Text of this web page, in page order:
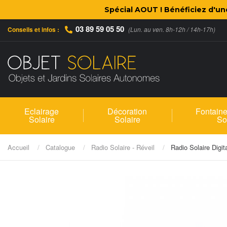
Spécial AOUT ! Bénéficiez
Conseils et infos : 03 89 59 05 50 (Lun. au ven. 8h-12h / 14h-17h)
Eclairage
Solaire
Décoration
Solaire
Accueil Catalogue Radio Solaire - Réveil Radio Solaire